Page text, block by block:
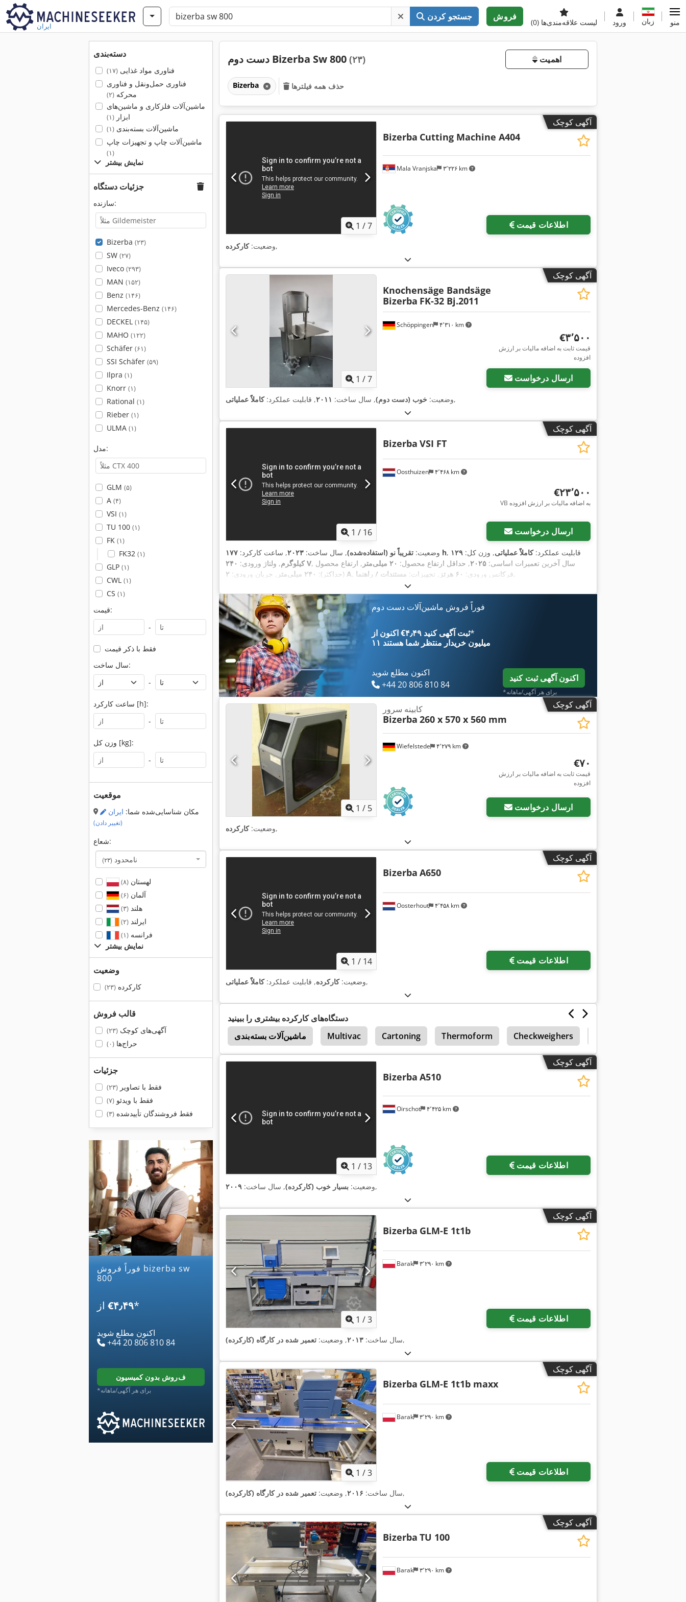
ایران
جستجو کردن فروش
لیست علاقه‌مندی‌ها (0) ورود زبان منو
دسته‌بندی
فناوری مواد غذایی(۱۷)
فناوری حمل‌ونقل و فناوری
محرکه(۲)
ماشین‌آلات فلزکاری و ماشین‌های
ابزار(۱)
ماشین‌آلات بسته‌بندی(۱)
ماشین‌آلات چاپ و تجهیزات چاپ
(۱)
نمایش بیشتر
جزئیات دستگاه
سازنده:
Bizerba (۲۳)
SW (۲۷)
Iveco (۲۹۳)
MAN (۱۵۲)
Benz (۱۴۶)
Mercedes-Benz (۱۴۶)
DECKEL (۱۴۵)
MAHO (۱۲۲)
Schäfer (۶۱)
SSI Schäfer (۵۹)
Ilpra (۱)
Knorr (۱)
Rational (۱)
Rieber (۱)
ULMA (۱)
مدل:
GLM (۵)
A (۴)
VSI (۱)
TU 100 (۱)
FK (۱)
FK32 (۱)
GLP (۱)
CWL (۱)
CS (۱)
قیمت:
-
فقط با ذکر قیمت
سال ساخت:
-
ساعت کارکرد [h]:
-
وزن کل [kg]:
-
موقعیت
مکان شناسایی‌شده شما: ایران
(تغییر دادن)
شعاع:
نامحدود (۲۳)
لهستان(۸)
آلمان(۶)
هلند(۳)
ایرلند(۲)
فرانسه(۱)
نمایش بیشتر
وضعیت
کارکرده(۲۳)
قالب فروش
آگهی‌های کوچک(۲۳)
حراج‌ها(۰)
جزئیات
فقط با تصاویر(۲۳)
فقط با ویدئو(۷)
فقط فروشندگان تأییدشده(۳)
فوراً فروش bizerba sw
800
‎€۴٫۴۹*
اکنون مطلع شوید
+44 20 806 810 84
فروش بدون کمیسیون
*برای هر آگهی/ماهانه
دست دوم Bizerba Sw 800 (۲۳) اهمیت
Bizerba حذف همه فیلترها
آگهی کوچک
1 /7
Mala Vranjska ۳٬۲۲۶ km
Bizerba Cutting Machine A404
اطلاعات قیمت
وضعیت:کارکرده ,
آگهی کوچک
1 /7
Schöppingen ۴٬۳۱۰ km
Knochensäge Bandsäge
Bizerba FK-32 Bj.2011
‎€۳٬۵۰۰
قیمت ثابت به اضافه مالیات بر ارزش
افزوده
ارسال درخواست
وضعیت: خوب (دست دوم), سال ساخت: ۲۰۱۱, قابلیت عملکرد:کاملاً عملیاتی ,
آگهی کوچک
1 / 16
Oosthuizen ۴٬۴۶۸ km
Bizerba VSI FT
‎€۲۳٬۵۰۰
VB به اضافه مالیات بر ارزش افزوده
ارسال درخواست
وضعیت: تقریباً نو (استفاده‌شده), سال ساخت: ۲۰۲۳, ساعت کارکرد: ۱۷۷ h , قابلیت عملکرد:کاملاً عملیاتی, وزن کل: ۱۲۹
کیلوگرم, ولتاژ ورودی: ۲۴۰ V , سال آخرین تعمیرات اساسی: ۲۰۲۵, حداقل ارتفاع محصول: ۲۰ میلی‌متر
, ارتفاع محصول
(حداکثر): ۲۴۰ میلی‌متر , جریان ورودی: ۲ A , فرکانس ورودی: ۶۰ هرتز , تجهیزات: مستندات / راهنما ,
فوراً فروش ماشین‌آلات دست دوم
اکنون از ‎€۴٫۴۹ ثبت آگهی کنید*
۱۱ میلیون خریدار منتظر شما هستند
اکنون مطلع شوید
+44 20 806 810 84
اکنون آگهی ثبت کنید
*برای هر آگهی/ماهانه
آگهی کوچک
1 / 5
Wiefelstede ۴٬۲۷۹ km
کابینه سرور
Bizerba 260 x 570 x 560 mm
‎€۷۰
قیمت ثابت به اضافه مالیات بر ارزش
افزوده
ارسال درخواست
وضعیت:کارکرده ,
آگهی کوچک
1 / 14
Oosterhout ۴٬۴۵۸ km
Bizerba A650
اطلاعات قیمت
وضعیت:کارکرده, قابلیت عملکرد:کاملاً عملیاتی ,
دستگاه‌های کارکرده بیشتری را ببینید
ماشین‌آلات بسته‌بندی
Multivac Cartoning Thermoform Checkweighers
Gea Ahlborn Vemag
آگهی کوچک
1 / 13
Oirschot ۴٬۴۲۵ km
Bizerba A510
اطلاعات قیمت
وضعیت: بسیار خوب (کارکرده), سال ساخت: ۲۰۰۹ ,
آگهی کوچک
1 /3
Barak ۳٬۲۹۰ km
Bizerba GLM-E 1t1b
اطلاعات قیمت
سال ساخت: ۲۰۱۳, وضعیت: تعمیر شده در کارگاه (کارکرده) ,
آگهی کوچک
1 /3
Barak ۳٬۲۹۰ km
Bizerba GLM-E 1t1b maxx
اطلاعات قیمت
سال ساخت: ۲۰۱۶, وضعیت: تعمیر شده در کارگاه (کارکرده) ,
آگهی کوچک
Barak ۳٬۲۹۰ km
Bizerba TU 100